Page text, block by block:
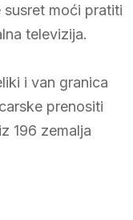
moći pratiti
televizija.
i van granica
prenositi
196 zemalja